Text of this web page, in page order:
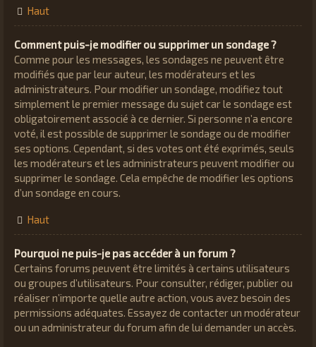
Haut
Comment puis-je modifier ou supprimer un sondage ?
Comme pour les messages, les sondages ne peuvent être
modifiés que par leur auteur, les modérateurs et les
administrateurs. Pour modifier un sondage, modifiez tout
simplement le premier message du sujet car le sondage est
obligatoirement associé à ce dernier. Si personne n’a encore
voté, il est possible de supprimer le sondage ou de modifier
ses options. Cependant, si des votes ont été exprimés, seuls
les modérateurs et les administrateurs peuvent modifier ou
supprimer le sondage. Cela empêche de modifier les options
d’un sondage en cours.
Haut
Pourquoi ne puis-je pas accéder à un forum ?
Certains forums peuvent être limités à certains utilisateurs
ou groupes d’utilisateurs. Pour consulter, rédiger, publier ou
réaliser n’importe quelle autre action, vous avez besoin des
permissions adéquates. Essayez de contacter un modérateur
ou un administrateur du forum afin de lui demander un accès.